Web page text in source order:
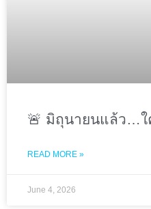
🚨 มิถุนายนแล้ว…ใ
READ MORE »
June 4, 2026